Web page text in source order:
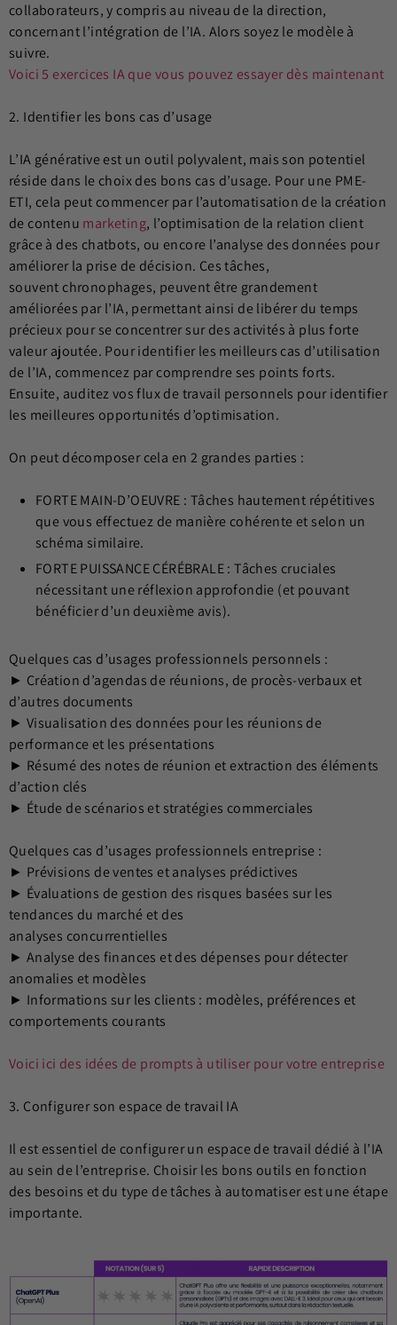
collaborateurs, y compris au niveau de la direction,
concernant l’intégration de l’IA. Alors soyez le modèle à
suivre.
Voici 5 exercices IA que vous pouvez essayer dès maintenant
2. Identifier les bons cas d’usage
L’IA générative est un outil polyvalent, mais son potentiel
réside dans le choix des bons cas d’usage. Pour une PME-
ETI, cela peut commencer par l’automatisation de la création
de contenu marketing, l’optimisation de la relation client
grâce à des chatbots, ou encore l’analyse des données pour
améliorer la prise de décision. Ces tâches,
souvent chronophages, peuvent être grandement
améliorées par l’IA, permettant ainsi de libérer du temps
précieux pour se concentrer sur des activités à plus forte
valeur ajoutée. Pour identifier les meilleurs cas d’utilisation
de l’IA, commencez par comprendre ses points forts.
Ensuite, auditez vos flux de travail personnels pour identifier
les meilleures opportunités d’optimisation.
On peut décomposer cela en 2 grandes parties :
FORTE MAIN-D’OEUVRE : Tâches hautement répétitives
que vous effectuez de manière cohérente et selon un
schéma similaire.
FORTE PUISSANCE CÉRÉBRALE : Tâches cruciales
nécessitant une réflexion approfondie (et pouvant
bénéficier d’un deuxième avis).
Quelques cas d’usages professionnels personnels :
► Création d’agendas de réunions, de procès-verbaux et
d’autres documents
► Visualisation des données pour les réunions de
performance et les présentations
► Résumé des notes de réunion et extraction des éléments
d’action clés
► Étude de scénarios et stratégies commerciales
Quelques cas d’usages professionnels entreprise :
► Prévisions de ventes et analyses prédictives
► Évaluations de gestion des risques basées sur les
tendances du marché et des
analyses concurrentielles
► Analyse des finances et des dépenses pour détecter
anomalies et modèles
► Informations sur les clients : modèles, préférences et
comportements courants
Voici ici des idées de prompts à utiliser pour votre entreprise
3. Configurer son espace de travail IA
Il est essentiel de configurer un espace de travail dédié à l’IA
au sein de l’entreprise. Choisir les bons outils en fonction
des besoins et du type de tâches à automatiser est une étape
importante.